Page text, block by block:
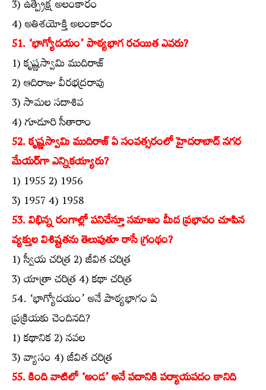
3) ఉత్ప్రేక్ష అలంకారం
4) అతిశయోక్తి అలంకారం
51. ‘భాగ్యోదయం’ పాఠ్యభాగ రచయిత ఎవరు?
1) కృష్ణస్వామి ముదిరాజ్‌
2) ఆదిరాజు వీరభద్రరావు
3) సామల సదాశివ
4) గూడూరి సీతారాం
52. కృష్ణస్వామి ముదిరాజ్‌ ఏ సంవత్సరంలో హైదరాబాద్‌ నగర
మేయర్‌గా ఎన్నికయ్యారు?
1) 1955 2) 1956
3) 1957 4) 1958
53. విభిన్న రంగాల్లో పనిచేస్తూ సమాజం మీద ప్రభావం చూపిన
వ్యక్తుల విశిష్టతను తెలుపుతూ రాసే గ్రంథం?
1) స్వీయ చరిత్ర 2) జీవిత చరిత్ర
3) యాత్రా చరిత్ర 4) కథా చరిత్ర
54. ‘భాగ్యోదయం’ అనే పాఠ్యభాగం ఏ
ప్రక్రియకు చెందినది?
1) కథానిక 2) నవల
3) వ్యాసం 4) జీవిత చరిత్ర
55. కింది వాటిలో ‘అండ’ అనే పదానికి పర్యాయపదం కానిది